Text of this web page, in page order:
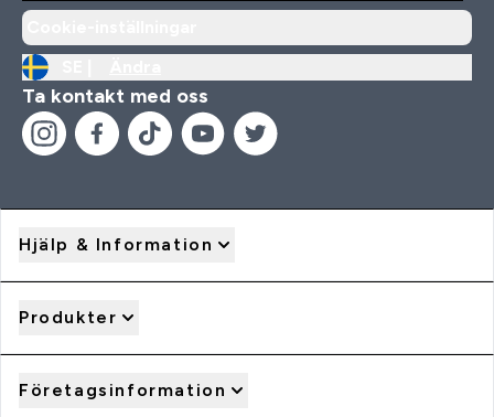
Ta kontakt med oss
Hjälp & Information
Produkter
Företagsinformation